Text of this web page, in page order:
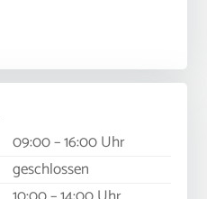
09:00 – 16:00 Uhr
geschlossen